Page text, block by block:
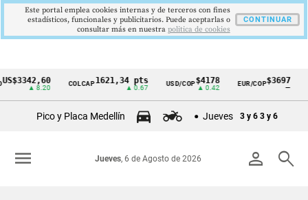
Cintillo
Colombia
COLCAP1621,34 pts USD/COP$4178
▲ 0.42
EUR/COP$3697
—
Pico y Placa Medellín Jueves 3 y 6 3 y 6
person search
Jueves, 6 de Agosto de 2026
menu
Este portal emplea cookies internas y de terceros con fines
estadísticos, funcionales y publicitarios. Puede aceptarlas o
consultar más en nuestra politica de cookies
CONTINUAR